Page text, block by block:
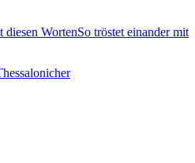
So tröstet einander mit